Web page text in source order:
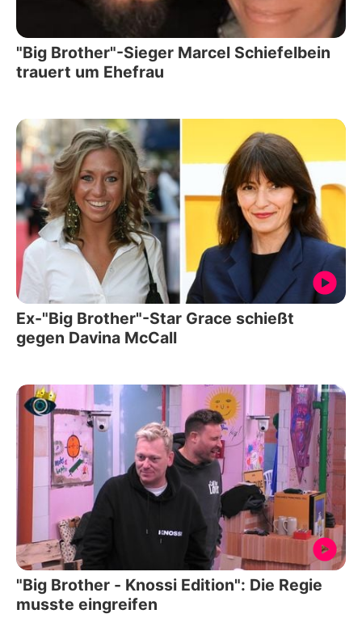
"Big Brother"-Sieger Marcel Schiefelbein
trauert um Ehefrau
Ex-"Big Brother"-Star Grace schießt
gegen Davina McCall
"Big Brother - Knossi Edition": Die Regie
musste eingreifen